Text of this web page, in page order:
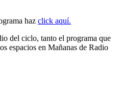
haz click aquí.
del ciclo, tanto el programa que
espacios en Mañanas de Radio